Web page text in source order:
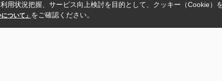
用状況把握、サービス向上検討を目的として、クッキー（Cookie）
ついて」 をご確認ください。